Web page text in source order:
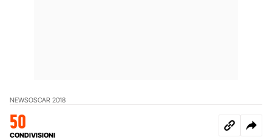
NEWSOSCAR 2018
50
CONDIVISIONI